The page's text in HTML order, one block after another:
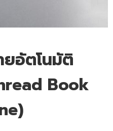
ยอัตโนมัติ
Book